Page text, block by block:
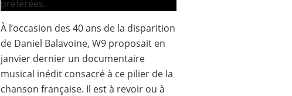
À l’occasion des 40 ans de la disparition
de Daniel Balavoine, W9 proposait en
janvier dernier un documentaire
musical inédit consacré à ce pilier de la
chanson française. Il est à revoir ou à